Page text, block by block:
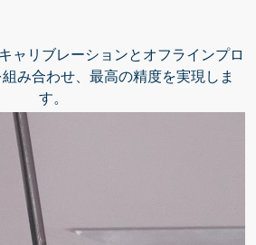
ャリブレーションとオフラインプロ
み合わせ、最高の精度を実現しま
す。